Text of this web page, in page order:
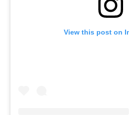
View this post on